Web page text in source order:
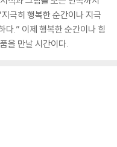
극히 행복한 순간이나 지극
다.” 이제 행복한 순간이나 힘
을 만날 시간이다.